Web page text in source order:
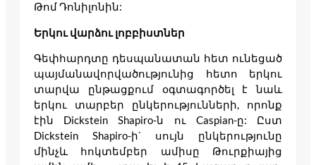
Թոմ Դոնիլոնին:
Երկու վարձու լոբբիստներ
Գեփհարդտը դեսպանատան հետ ունեցած
պայմանավորվածությունից հետո երկու
տարվա ընթացքում օգտագործել է նաև
երկու տարբեր ընկերությունների, որոնք
էին Dickstein Shapiro-ն ու Caspian-ը: Ըստ
Dickstein Shapiro-ի` սույն ընկերությունը
մինչև հոկտեմբեր ամիսը Թուրքիայից